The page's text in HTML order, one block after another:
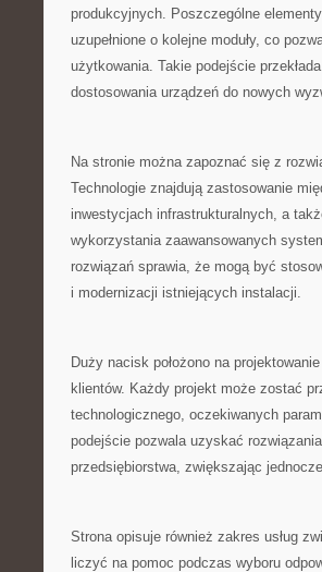
produkcyjnych. Poszczególne
uzupełnione o kolejne moduły, co
użytkowania. Takie podejście
dostosowania urządzeń do nowych
Na stronie można zapoznać się z
Technologie znajdują zastosowanie
inwestycjach infrastrukturalnych, a
wykorzystania zaawansowanych
rozwiązań sprawia, że mogą być
i modernizacji istniejących instalacji.
Duży nacisk położono na
klientów. Każdy projekt może zostać
technologicznego, oczekiwanych
podejście pozwala uzyskać
przedsiębiorstwa, zwiększając
Strona opisuje również zakres usług
liczyć na pomoc podczas wyboru